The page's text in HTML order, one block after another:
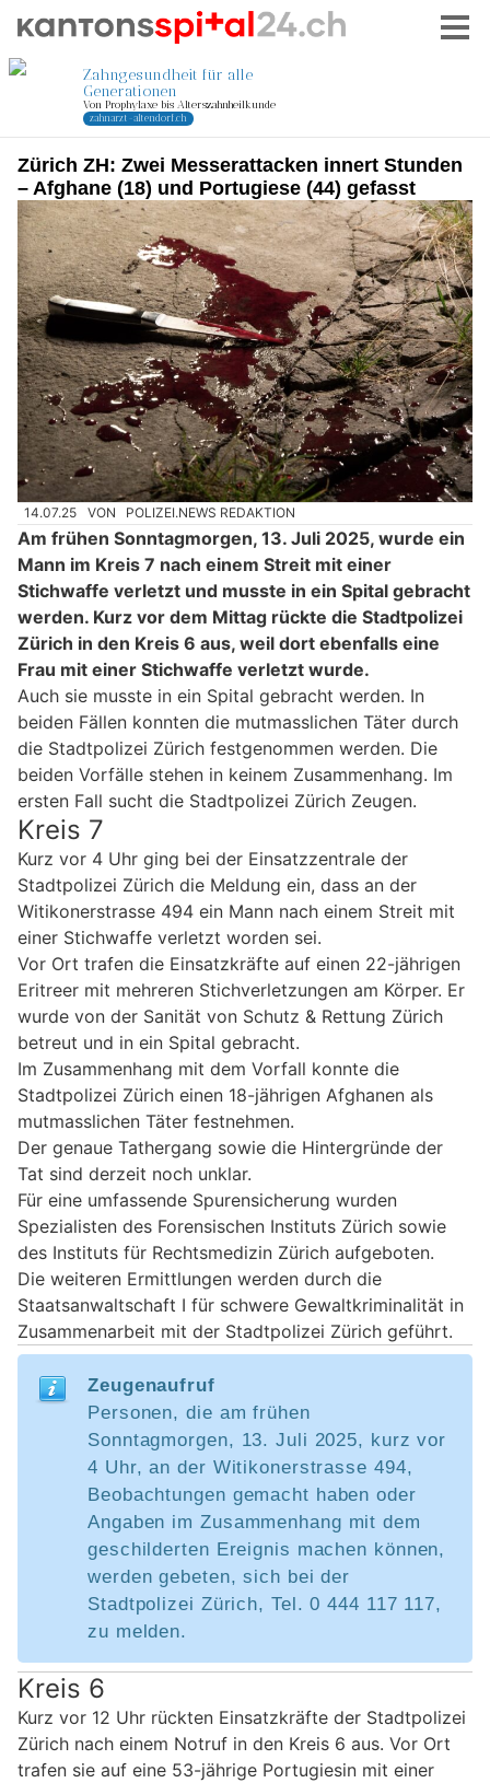
Zürich ZH: Zwei Messerattacken innert Stunden
– Afghane (18) und Portugiese (44) gefasst
14.07.25 VON POLIZEI.NEWS REDAKTION
Am frühen Sonntagmorgen, 13. Juli 2025, wurde ein
Mann im Kreis 7 nach einem Streit mit einer
Stichwaffe verletzt und musste in ein Spital gebracht
werden. Kurz vor dem Mittag rückte die Stadtpolizei
Zürich in den Kreis 6 aus, weil dort ebenfalls eine
Frau mit einer Stichwaffe verletzt wurde.
Auch sie musste in ein Spital gebracht werden. In
beiden Fällen konnten die mutmasslichen Täter durch
die Stadtpolizei Zürich festgenommen werden. Die
beiden Vorfälle stehen in keinem Zusammenhang. Im
ersten Fall sucht die Stadtpolizei Zürich Zeugen.
Kreis 7
Kurz vor 4 Uhr ging bei der Einsatzzentrale der
Stadtpolizei Zürich die Meldung ein, dass an der
Witikonerstrasse 494 ein Mann nach einem Streit mit
einer Stichwaffe verletzt worden sei.
Vor Ort trafen die Einsatzkräfte auf einen 22-jährigen
Eritreer mit mehreren Stichverletzungen am Körper. Er
wurde von der Sanität von Schutz & Rettung Zürich
betreut und in ein Spital gebracht.
Im Zusammenhang mit dem Vorfall konnte die
Stadtpolizei Zürich einen 18-jährigen Afghanen als
mutmasslichen Täter festnehmen.
Der genaue Tathergang sowie die Hintergründe der
Tat sind derzeit noch unklar.
Für eine umfassende Spurensicherung wurden
Spezialisten des Forensischen Instituts Zürich sowie
des Instituts für Rechtsmedizin Zürich aufgeboten.
Die weiteren Ermittlungen werden durch die
Staatsanwaltschaft I für schwere Gewaltkriminalität in
Zusammenarbeit mit der Stadtpolizei Zürich geführt.
Zeugenaufruf
Personen, die am frühen
Sonntagmorgen, 13. Juli 2025, kurz vor
4 Uhr, an der Witikonerstrasse 494,
Beobachtungen gemacht haben oder
Angaben im Zusammenhang mit dem
geschilderten Ereignis machen können,
werden gebeten, sich bei der
Stadtpolizei Zürich, Tel. 0 444 117 117,
zu melden.
Kreis 6
Kurz vor 12 Uhr rückten Einsatzkräfte der Stadtpolizei
Zürich nach einem Notruf in den Kreis 6 aus. Vor Ort
trafen sie auf eine 53-jährige Portugiesin mit einer